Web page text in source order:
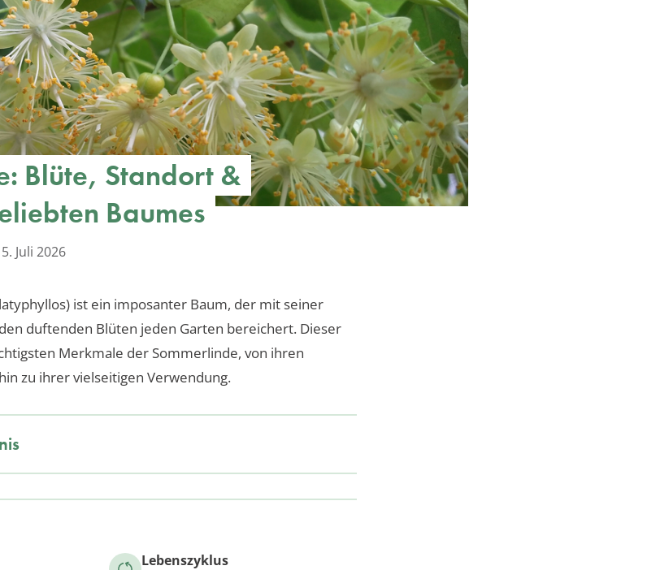
Blüte, Standort &
Baumes
Juli 2026
ist ein imposanter Baum, der mit seiner
duftenden Blüten jeden Garten bereichert. Dieser
Merkmale der Sommerlinde, von ihren
zu ihrer vielseitigen Verwendung.
Lebenszyklus